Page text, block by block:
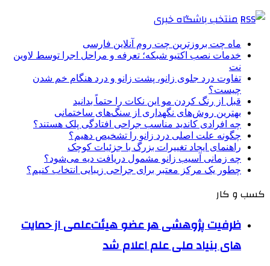
منتخب باشگاه خبری
ماه چت بروزترین چت روم آنلاین فارسی
خدمات نصب اکتیو شبکه؛ تعرفه و مراحل اجرا توسط لاوین
نت
تفاوت درد جلوی زانو، پشت زانو و درد هنگام خم شدن
چیست؟
قبل از رنگ کردن مو این نکات را حتماً بدانید
بهترین روش‌های نگهداری از سنگ‌های ساختمانی
چه افرادی کاندید مناسب جراحی افتادگی پلک هستند؟
چگونه علت اصلی درد زانو را تشخیص دهیم؟
راهنمای ایجاد تغییرات بزرگ با جزئیات کوچک
چه زمانی آسیب زانو مشمول دریافت دیه می‌شود؟
چطور یک مرکز معتبر برای جراحی زیبایی انتخاب کنیم؟
کسب و کار
ظرفیت پژوهشی هر عضو هیئت‌علمی از حمایت
های بنیاد ملی علم اعلام شد